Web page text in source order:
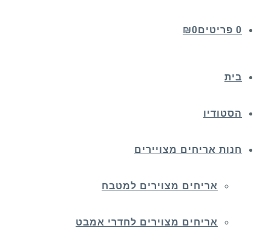
0 פריטים ₪0
בית
הסטודיו
חנות אריחים מצויירים
אריחים מצוירים למטבח
אריחים מצוירים לחדרי אמבט